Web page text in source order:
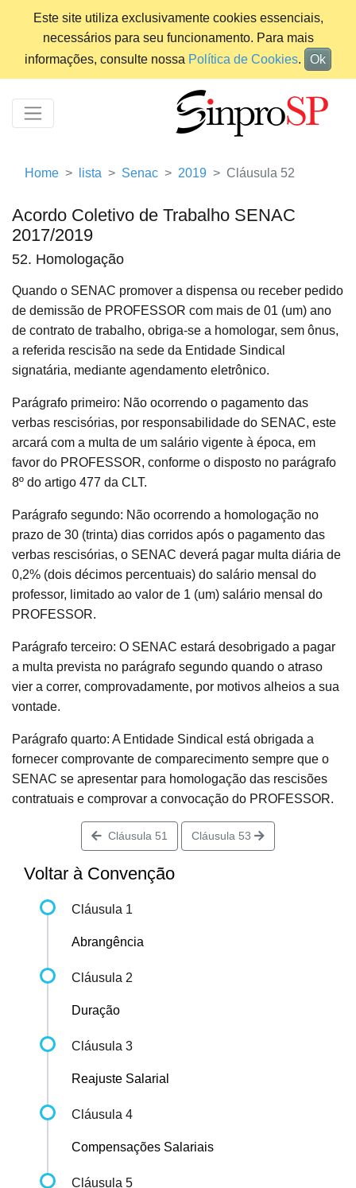
Este site utiliza exclusivamente cookies essenciais,
necessários para seu funcionamento. Para mais
informações, consulte nossa Política de Cookies. Ok
Home lista Senac 2019 Cláusula 52
Acordo Coletivo de Trabalho SENAC
2017/2019
52. Homologação
Quando o SENAC promover a dispensa ou receber pedido
de demissão de PROFESSOR com mais de 01 (um) ano
de contrato de trabalho, obriga-se a homologar, sem ônus,
a referida rescisão na sede da Entidade Sindical
signatária, mediante agendamento eletrônico.
Parágrafo primeiro: Não ocorrendo o pagamento das
verbas rescisórias, por responsabilidade do SENAC, este
arcará com a multa de um salário vigente à época, em
favor do PROFESSOR, conforme o disposto no parágrafo
8º do artigo 477 da CLT.
Parágrafo segundo: Não ocorrendo a homologação no
prazo de 30 (trinta) dias corridos após o pagamento das
verbas rescisórias, o SENAC deverá pagar multa diária de
0,2% (dois décimos percentuais) do salário mensal do
professor, limitado ao valor de 1 (um) salário mensal do
PROFESSOR.
Parágrafo terceiro: O SENAC estará desobrigado a pagar
a multa prevista no parágrafo segundo quando o atraso
vier a correr, comprovadamente, por motivos alheios a sua
vontade.
Parágrafo quarto: A Entidade Sindical está obrigada a
fornecer comprovante de comparecimento sempre que o
SENAC se apresentar para homologação das rescisões
contratuais e comprovar a convocação do PROFESSOR.
Cláusula 51 Cláusula 53
Voltar à Convenção
Cláusula 1
Abrangência
Cláusula 2
Duração
Cláusula 3
Reajuste Salarial
Cláusula 4
Compensações Salariais
Cláusula 5